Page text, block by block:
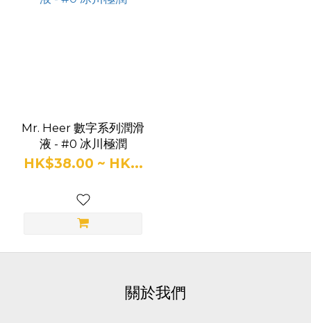
Mr. Heer 數字系列潤滑
液 - #0 冰川極潤
HK$38.00 ~ HK...
關於我們